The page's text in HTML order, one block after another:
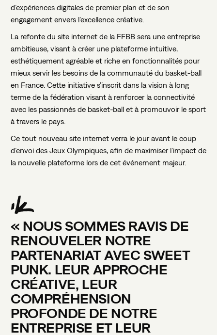
d’expériences digitales de premier plan et de son
engagement envers l’excellence créative.
La refonte du site internet de la FFBB sera une entreprise
ambitieuse, visant à créer une plateforme intuitive,
esthétiquement agréable et riche en fonctionnalités pour
mieux servir les besoins de la communauté du basket-ball
en France. Cette initiative s’inscrit dans la vision à long
terme de la fédération visant à renforcer la connectivité
avec les passionnés de basket-ball et à promouvoir le sport
à travers le pays.
Ce tout nouveau site internet verra le jour avant le coup
d’envoi des Jeux Olympiques, afin de maximiser l’impact de
la nouvelle plateforme lors de cet événement majeur.
« NOUS SOMMES RAVIS DE
RENOUVELER NOTRE
PARTENARIAT AVEC SWEET
PUNK. LEUR APPROCHE
CRÉATIVE, LEUR
COMPRÉHENSION
PROFONDE DE NOTRE
ENTREPRISE ET LEUR